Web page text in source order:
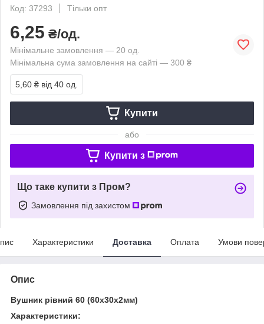
Код: 37293
Тільки опт
6,25 ₴/од.
Мінімальне замовлення — 20 од.
Мінімальна сума замовлення на сайті — 300 ₴
5,60 ₴ від 40 од.
Купити
або
Купити з
Що таке купити з Пром?
Замовлення під захистом
Характеристики Доставка Оплата Умови
Опис
Вушник рівний 60 (60х30х2мм)
Характеристики: